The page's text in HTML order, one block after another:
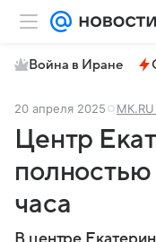
Война в Иране
20 апреля 2025 МК.RU
Центр
часа